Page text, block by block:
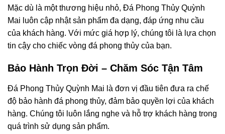
Mặc dù là một thương hiệu nhỏ, Đá Phong Thủy Quỳnh
Mai luôn cập nhật sản phẩm đa dạng, đáp ứng nhu cầu
của khách hàng. Với mức giá hợp lý, chúng tôi là lựa chọn
tin cậy cho chiếc vòng đá phong thủy của bạn.
Bảo Hành Trọn Đời – Chăm Sóc Tận Tâm
Đá Phong Thủy Quỳnh Mai là đơn vị đầu tiên đưa ra chế
độ bảo hành đá phong thủy, đảm bảo quyền lợi của khách
hàng. Chúng tôi luôn lắng nghe và hỗ trợ khách hàng trong
quá trình sử dụng sản phẩm.